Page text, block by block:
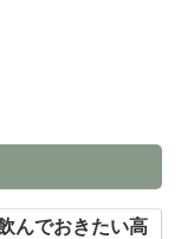
んでおきたい高